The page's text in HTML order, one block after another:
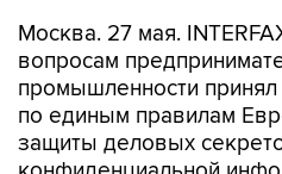
Москва. 27 мая.
вопросам
промышленности принял
по единым правилам
защиты деловых